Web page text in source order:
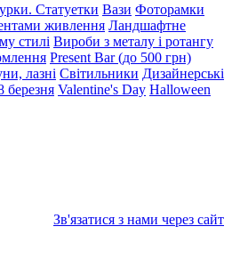
Статуетки Вази Фоторамки
живлення Ландшафтне
стилі Вироби з металу і ротангу
Present Bar (до 500 грн)
лазні Світильники Дизайнерські
березня Valentine's Day Halloween
Зв'язатися з нами через сайт